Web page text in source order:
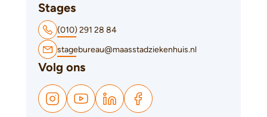
Stages
(010) 291 28 84
stagebureau@maasstadziekenhuis.nl
Volg ons